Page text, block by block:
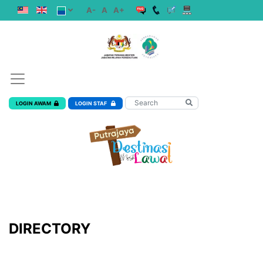
A- A A+
LOGIN AWAM LOGIN STAF
DIRECTORY